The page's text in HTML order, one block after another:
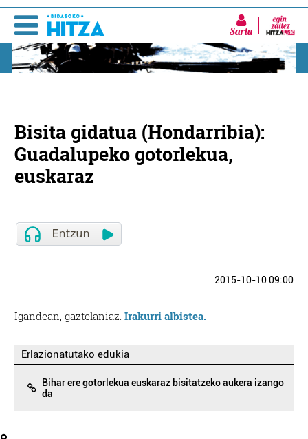
Sartu
Bisita gidatua (Hondarribia):
Guadalupeko gotorlekua,
euskaraz
2015-10-10 09:00
Igandean, gaztelaniaz.Irakurri albistea.
Erlazionatutako edukia
Bihar ere gotorlekua euskaraz bisitatzeko aukera izango
da